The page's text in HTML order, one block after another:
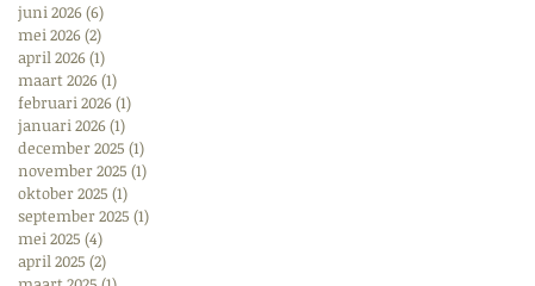
juni 2026(6)
mei 2026(2)
april 2026(1)
maart 2026(1)
februari 2026(1)
januari 2026(1)
december 2025 (1)
november 2025 (1)
oktober 2025 (1)
september 2025 (1)
mei 2025 (4)
april 2025 (2)